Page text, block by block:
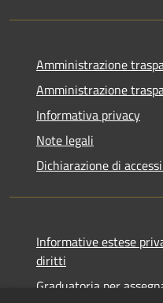
Amministrazione
Amministrazione
Informativa privacy
Note legali
Dichiarazione di
Informative estese
diritti
Graduatoria per